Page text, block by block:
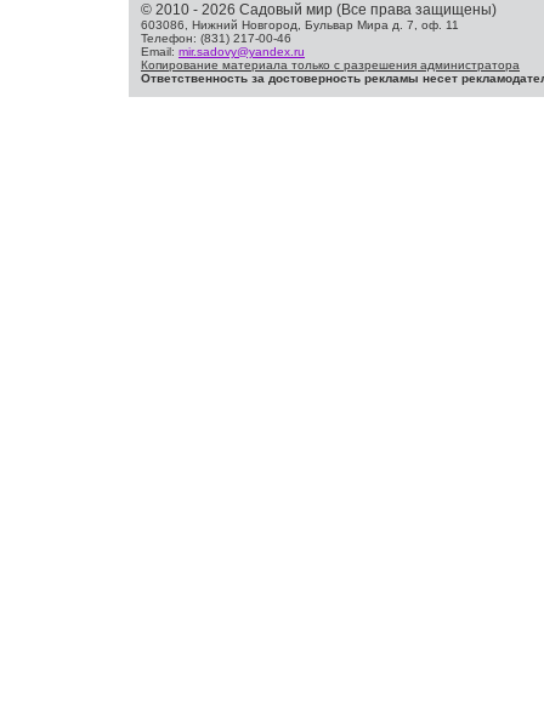
© 2010 - 2026 Садовый мир (Все права защищены)
603086, Нижний Новгород, Бульвар Мира д. 7, оф. 11
Телефон: (831) 217-00-46
Email: mir.sadovy@yandex.ru
Копирование материала только с разрешения администратора
Ответственность за достоверность рекламы несет